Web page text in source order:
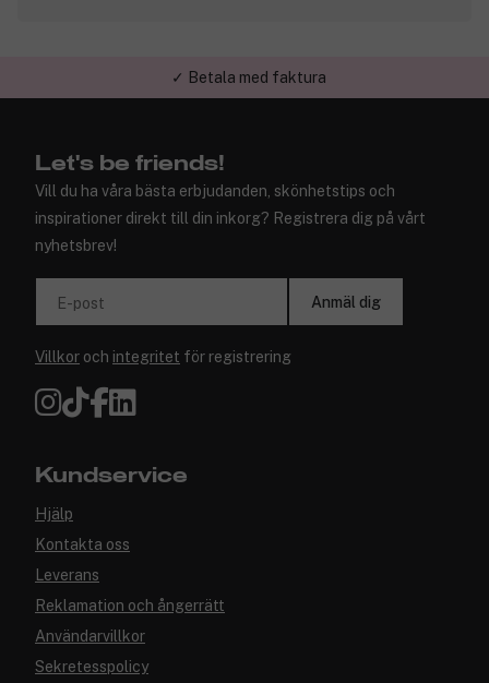
✓ Betala med faktura
Let's be friends!
Vill du ha våra bästa erbjudanden, skönhetstips och
inspirationer direkt till din inkorg? Registrera dig på vårt
nyhetsbrev!
E-post Anmäl dig
Villkor och integritet för registrering
Kundservice
Hjälp
Kontakta oss
Leverans
Reklamation och ångerrätt
Användarvillkor
Sekretesspolicy